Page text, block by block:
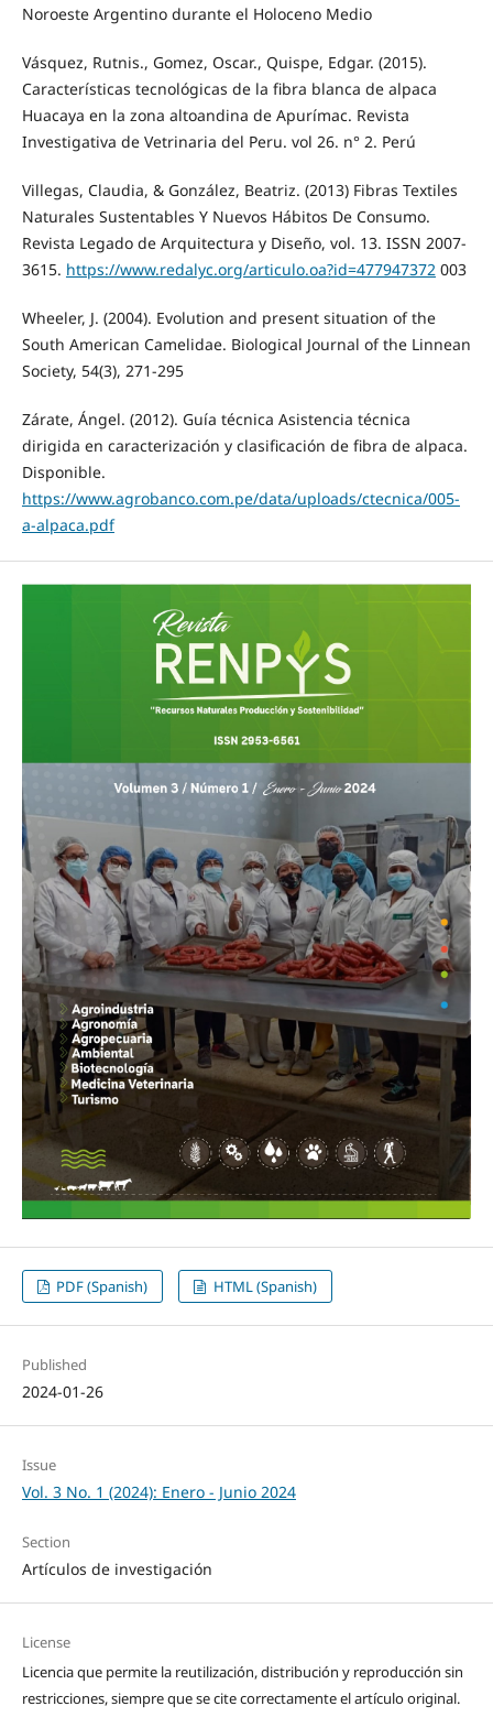
Noroeste Argentino durante el Holoceno Medio
Vásquez, Rutnis., Gomez, Oscar., Quispe, Edgar. (2015).
Características tecnológicas de la fibra blanca de alpaca
Huacaya en la zona altoandina de Apurímac. Revista
Investigativa de Vetrinaria del Peru. vol 26. n° 2. Perú
Villegas, Claudia, & González, Beatriz. (2013) Fibras Textiles
Naturales Sustentables Y Nuevos Hábitos De Consumo.
Revista Legado de Arquitectura y Diseño, vol. 13. ISSN 2007-
3615. https://www.redalyc.org/articulo.oa?id=477947372 003
Wheeler, J. (2004). Evolution and present situation of the
South American Camelidae. Biological Journal of the Linnean
Society, 54(3), 271-295
Zárate, Ángel. (2012). Guía técnica Asistencia técnica
dirigida en caracterización y clasificación de fibra de alpaca.
Disponible.
https://www.agrobanco.com.pe/data/uploads/ctecnica/005-
a-alpaca.pdf
PDF (Spanish) HTML (Spanish)
Published
2024-01-26
Issue
Vol. 3 No. 1 (2024): Enero - Junio 2024
Section
Artículos de investigación
License
Licencia que permite la reutilización, distribución y reproducción sin
restricciones, siempre que se cite correctamente el artículo original.